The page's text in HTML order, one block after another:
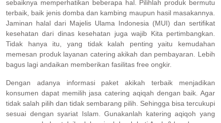
sebaiknya memperhatikan beberapa hal. Pilihlah produk bermutu
terbaik, baik jenis domba dan kambing maupun hasil masakannya.
Jaminan halal dari Majelis Ulama Indonesia (MUI) dan sertifikat
kesehatan dari dinas kesehatan juga wajib Kita pertimbangkan.
Tidak hanya itu, yang tidak kalah penting yaitu kemudahan
memesan produk layanan catering akikah dan pembayaran. Lebih
bagus lagi andaikan memberikan fasilitas free ongkir.
Dengan adanya informasi paket akikah terbaik menjadikan
konsumen dapat memilih jasa catering aqiqah dengan baik. Agar
tidak salah pilih dan tidak sembarang pilih. Sehingga bisa tercukupi
sesuai dengan syariat Islam. Gunakanlah katering aqiqoh yang